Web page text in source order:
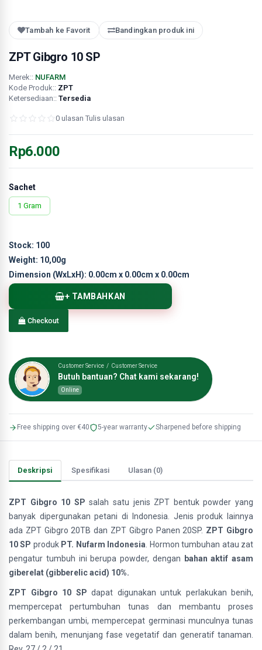
Tambah ke Favorit Bandingkan produk ini
ZPT Gibgro 10 SP
Merek:: NUFARM
Kode Produk:: ZPT
Ketersediaan:: Tersedia
0 ulasan Tulis ulasan
Rp6.000
Sachet
1 Gram
Stock: 100
Weight: 10,00g
Dimension (WxLxH): 0.00cm x 0.00cm x 0.00cm
+ TAMBAHKAN
Checkout
Customer Service / Customer Service
Butuh bantuan? Chat kami sekarang!
Online
Free shipping over €40 5-year warranty Sharpened before shipping
Deskripsi Spesifikasi Ulasan (0)
ZPT Gibgro 10 SP salah satu jenis ZPT bentuk powder yang
banyak dipergunakan petani di Indonesia. Jenis produk lainnya
ada ZPT Gibgro 20TB dan ZPT Gibgro Panen 20SP. ZPT Gibgro
10 SP produk PT. Nufarm Indonesia . Hormon tumbuhan atau zat
pengatur tumbuh ini berupa powder, dengan
bahan aktif asam
giberelat (gibberelic acid) 10%.
ZPT Gibgro 10 SP dapat digunakan untuk perlakukan benih,
mempercepat pertumbuhan tunas dan membantu proses
perkembangan umbi, mempercepat germinasi munculnya tunas
dalam benih, menunjang fase vegetatif dan generatif tanaman.